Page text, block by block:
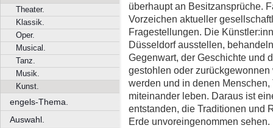
Theater.
Klassik.
Oper.
Musical.
Tanz.
Musik.
Kunst.
engels-Thema.
Auswahl.
überhaupt an Besitzansprüche.
Vorzeichen aktueller
Fragestellungen. Die
Düsseldorf ausstellen,
Gegenwart, der Geschichte und
gestohlen oder
werden und in denen
miteinander leben. Daraus ist
entstanden, die Traditionen und
Erde unvoreingenommen